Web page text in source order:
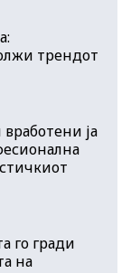
трендот
ја
го гради
на